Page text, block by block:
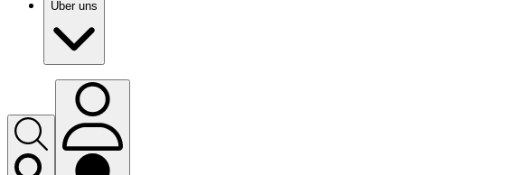
Über uns